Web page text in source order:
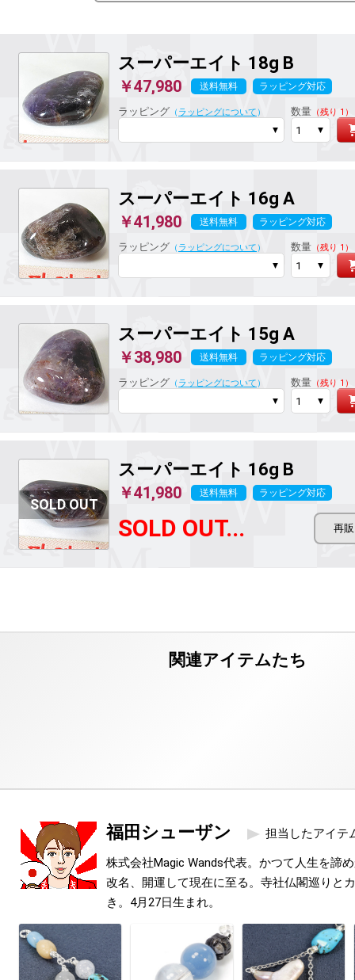
スーパーエイト 18g B
￥47,980 送料無料 ラッピング対応
ラッピング （ ラッピングについて ） 数量（残り 1）
スーパーエイト 16g A
￥41,980 送料無料 ラッピング対応
ラッピング （ ラッピングについて ） 数量（残り 1）
スーパーエイト 15g A
￥38,980 送料無料 ラッピング対応
ラッピング （ ラッピングについて ） 数量（残り 1）
スーパーエイト 16g B
￥41,980 送料無料 ラッピング対応
SOLD OUT...
福田シューザン 担当したアイテ
株式会社Magic Wands代表。かつて人生を諦
改名、開運して現在に至る。寺社仏閣巡りと
き。4月27日生まれ。